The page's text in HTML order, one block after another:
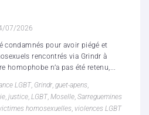
07/2026
condamnés pour avoir piégé et
rencontrés via Grindr à
homophobe n’a pas été retenu,...
LGBT, Grindr, guet-apens,
, justice, LGBT, Moselle, Sarreguemines
homosexuelles, violences LGBT